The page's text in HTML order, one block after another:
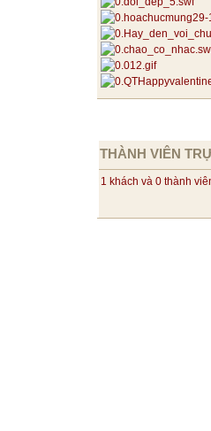
THÀNH VIÊN
1 khách và 0 thành